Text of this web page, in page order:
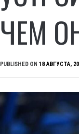
ЧЕМ
PUBLISHED ON 18 АВГУСТА,